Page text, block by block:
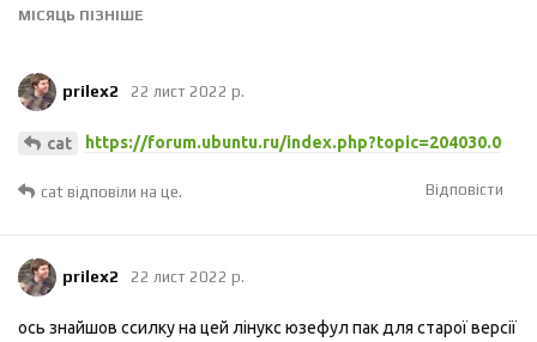
МІСЯЦЬ ПІЗНІШЕ
prilex2 22 лист 2022 р.
cat https://forum.ubuntu.ru/index.php?topic=204030.0
Відповісти
cat відповіли на це.
prilex2 22 лист 2022 р.
ось знайшов ссилку на цей лінукс юзефул пак для старої версії